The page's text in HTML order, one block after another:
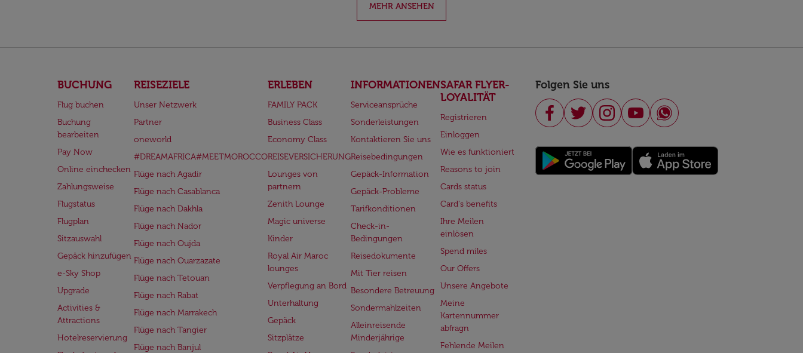
MEHR ANSEHEN
BUCHUNG
Flug buchen
Buchung
bearbeiten
Pay Now
Online einchecken
Zahlungsweise
Flugstatus
Flugplan
Sitzauswahl
Gepäck hinzufügen
e-Sky Shop
Upgrade
Activities &
Attractions
Hotelreservierung
REISEZIELE
Unser Netzwerk
Partner
oneworld
#DREAMAFRICA#MEETMOROCCO
Flüge nach Agadir
Flüge nach Casablanca
Flüge nach Dakhla
Flüge nach Nador
Flüge nach Oujda
Flüge nach Ouarzazate
Flüge nach Tetouan
Flüge nach Rabat
Flüge nach Marrakech
Flüge nach Tangier
Flüge nach Banjul
ERLEBEN
FAMILY PACK
Business Class
Economy Class
REISEVERSICHERUNG
Lounges von
partnern
Zenith Lounge
Magic universe
Kinder
Royal Air Maroc
lounges
Verpflegung an Bord
Unterhaltung
Gepäck
Sitzplätze
INFORMATIONEN
Serviceansprüche
Sonderleistungen
Kontaktieren Sie uns
Reisebedingungen
Gepäck-Information
Gepäck-Probleme
Tarifkonditionen
Check-in-
Bedingungen
Reisedokumente
Mit Tier reisen
Besondere Betreuung
Sondermahlzeiten
Alleinreisende
Minderjährige
SAFAR FLYER-
LOYALITÄT
Registrieren
Einloggen
Wie es funktioniert
Reasons to join
Cards status
Card's benefits
Ihre Meilen
einlösen
Spend miles
Our Offers
Unsere Angebote
Meine
Kartennummer
abfragn
Fehlende Meilen
Folgen Sie uns